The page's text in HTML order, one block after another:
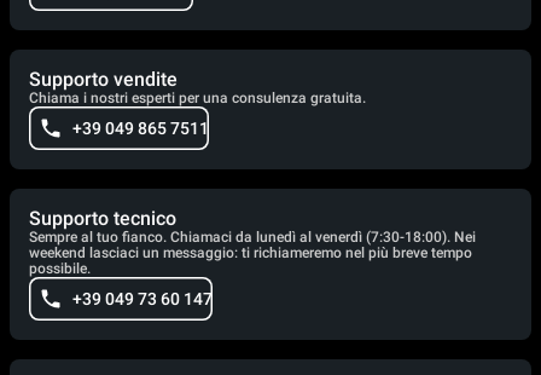
Supporto vendite
Chiama i nostri esperti per una consulenza gratuita.
+39 049 865 7511
Supporto tecnico
Sempre al tuo fianco. Chiamaci da lunedì al venerdì (7:30-18:00). Nei
weekend lasciaci un messaggio: ti richiameremo nel più breve tempo
possibile.
+39 049 73 60 147